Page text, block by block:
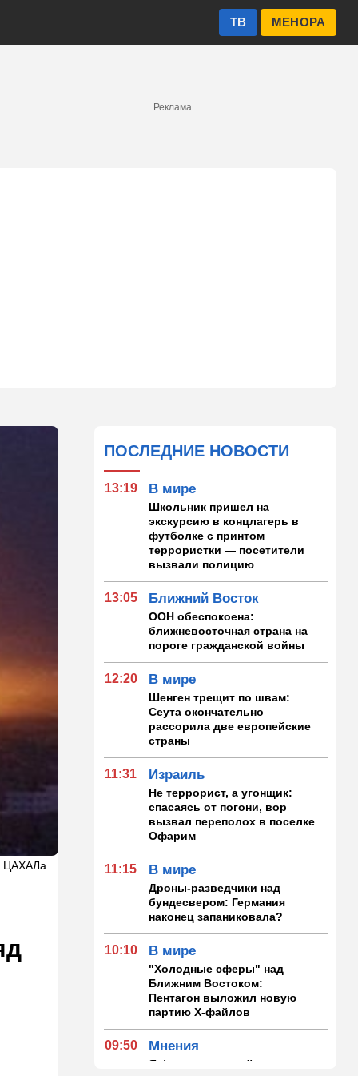
МЕНОРА
ТВ
Реклама
ЦАХАЛа
ПОСЛЕДНИЕ НОВОСТИ
13:19 В мире
Школьник пришел на
экскурсию в концлагерь в
футболке с принтом
террористки — посетители
вызвали полицию
13:05 Ближний Восток
ООН обеспокоена:
ближневосточная страна на
пороге гражданской войны
12:20 В мире
Шенген трещит по швам:
Сеута окончательно
рассорила две европейские
страны
11:31 Израиль
Не террорист, а угонщик:
спасаясь от погони, вор
вызвал переполох в поселке
Офарим
11:15 В мире
Дроны-разведчики над
бундесвером: Германия
наконец запаниковала?
10:10 В мире
"Холодные сферы" над
Ближним Востоком:
Пентагон выложил новую
партию Х-файлов
09:50 Мнения
Я формирую свой